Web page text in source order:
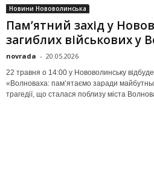
Новини Нововолинська
Пам’ятний захід у
загиблих військових у
novrada - 20.05.2026
22 травня о 14:00 у Нововолинську
«Волноваха: пам’ятаємо заради
трагедії, що сталася поблизу міста